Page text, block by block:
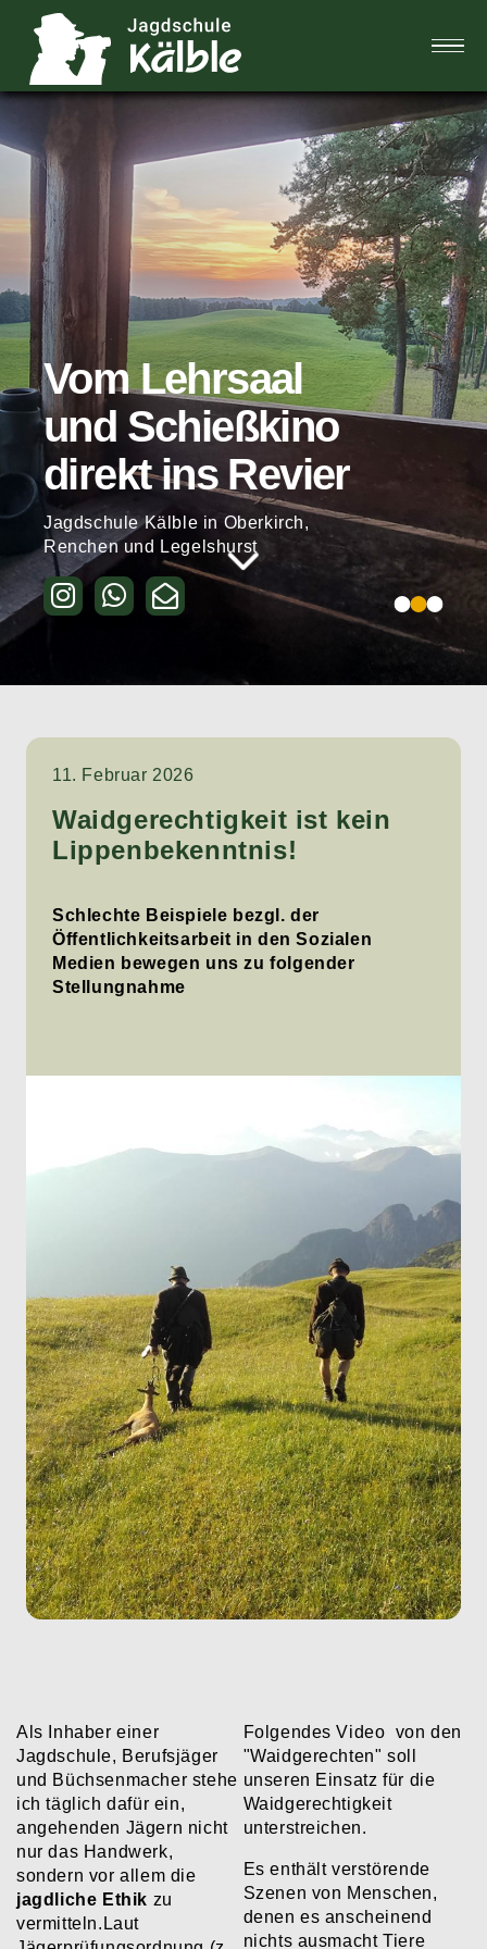
Das Team
Jagdblog
FAQ
Galerie
Kontakt
Kurse & Seminare
Vom Lehrsaal
und Schießkino
direkt ins Revier
Jagdschule Kälble in Oberkirch,
Renchen und Legelshurst
11. Februar 2026
Waidgerechtigkeit ist kein
Lippenbekenntnis!
Schlechte Beispiele bezgl. der
Öffentlichkeitsarbeit in den Sozialen
Medien bewegen uns zu folgender
Stellungnahme
Als Inhaber einer
Jagdschule, Berufsjäger
und Büchsenmacher stehe
ich täglich dafür ein,
angehenden Jägern nicht
nur das Handwerk,
sondern vor allem die
jagdliche Ethik zu
vermitteln. ​Laut
Folgendes Video von den
"Waidgerechten" soll
unseren Einsatz für die
Waidgerechtigkeit
unterstreichen.
Es enthält verstörende
Szenen von Menschen,
denen es anscheinend
nichts ausmacht Tiere